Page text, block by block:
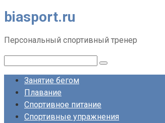
Перейти
контенту
biasport.ru
Персональный спортивный тренер
Занятие бегом
Плавание
Спортивное питание
Спортивные упражнения